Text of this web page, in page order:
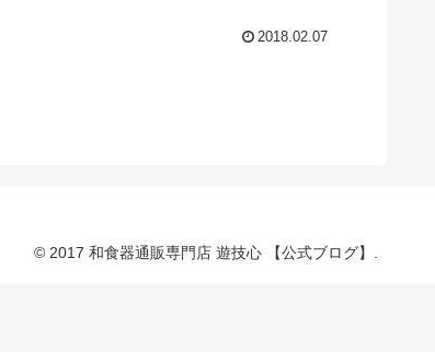
2018.02.07
© 2017 和食器通販専門店 遊技心 【公式ブログ】.